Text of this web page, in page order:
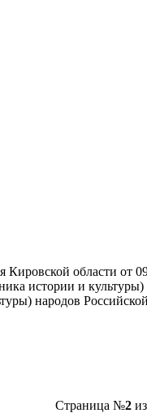
Кировской области от
истории и
народов
Страница №2из